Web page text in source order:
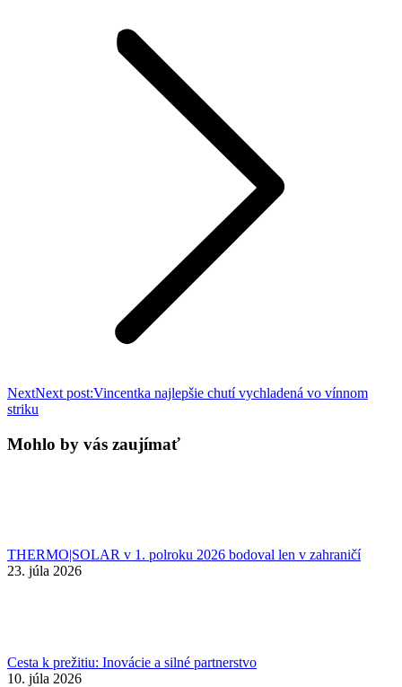
NextNext post:Vincentka najlepšie chutí vychladená vo vínnom
striku
Mohlo by vás zaujímať
THERMO|SOLAR v 1. polroku 2026 bodoval len v zahraničí
23. júla 2026
Cesta k prežitiu: Inovácie a silné partnerstvo
10. júla 2026